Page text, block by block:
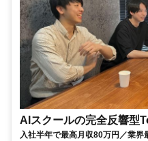
AIスクールの完全反響型
入社半年で最高月収80万円／業